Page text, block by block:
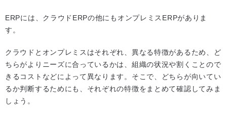
ERPには、クラウドERPの他にもオンプレミスERPがありま
す。
クラウドとオンプレミスはそれぞれ、異なる特徴があるため、ど
ちらがよりニーズに合っているかは、組織の状況や割くことので
きるコストなどによって異なります。そこで、どちらが向いてい
るか判断するためにも、それぞれの特徴をまとめて確認してみま
しょう。